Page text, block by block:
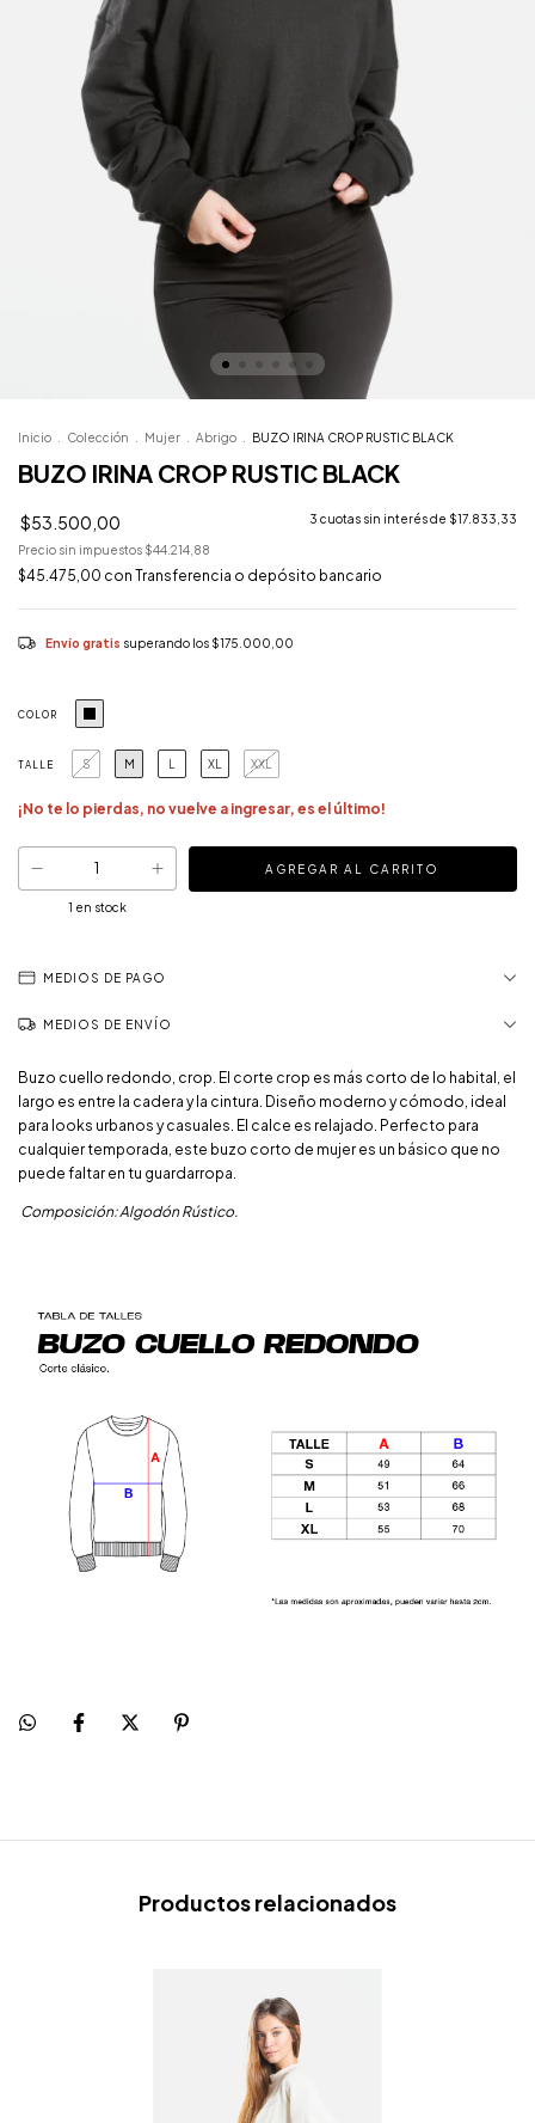
Inicio Colección Mujer Abrigo BUZO IRINA CROP RUSTIC BLACK
BUZO IRINA CROP RUSTIC BLACK
$53.500,00 3 cuotas sin interés de $17.833,33
Precio sin impuestos $44.214,88
$45.475,00 con Transferencia o depósito bancario
Envío gratis superando los $175.000,00
COLOR
TALLE S M L XL XXL
¡No te lo pierdas, no vuelve a ingresar, es el último!
1 en stock
MEDIOS DE PAGO
MEDIOS DE ENVÍO
Buzo cuello redondo, crop. El corte crop es más corto de lo habital, el
largo es entre la cadera y la cintura. Diseño moderno y cómodo, ideal
para looks urbanos y casuales. El calce es relajado. Perfecto para
cualquier temporada, este buzo corto de mujer es un básico que no
puede faltar en tu guardarropa.
Composición: Algodón Rústico.
Productos relacionados